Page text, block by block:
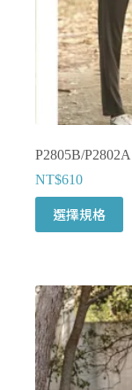
P2805B/P2802A
NT$610
選擇規格
產
多
種
款
式。
可